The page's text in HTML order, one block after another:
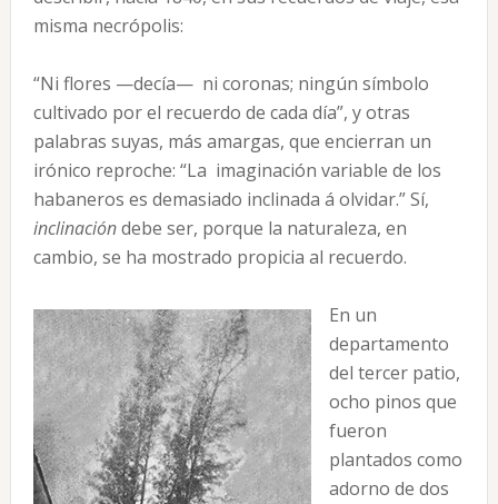
misma necrópolis:
“Ni flores —decía— ni coronas; ningún símbolo
cultivado por el recuerdo de cada día”, y otras
palabras suyas, más amargas, que encierran un
irónico reproche: “La imaginación variable de los
habaneros es demasiado inclinada á olvidar.” Sí,
inclinacióndebe ser, porque la naturaleza, en
cambio, se ha mostrado propicia al recuerdo.
En un
departamento
del tercer patio,
ocho pinos que
fueron
plantados como
adorno de dos